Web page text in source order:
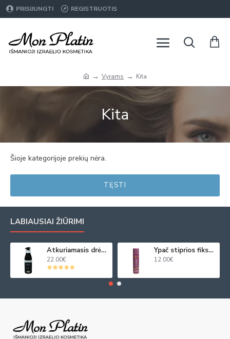
PRISIJUNGTI REGISTRUOTIS
Vyrams Kita
Kita
Šioje kategorijoje prekių nėra.
TĘSTI
LABIAUSIAI ŽIŪRIMI
Atkuriamasis drėkinamasis plaukų kremas su juod. ikrų ekstraktu 250ml
22.00€
Ypač stiprios fiksacijos plaukų purškiklis 250ml
12.00€